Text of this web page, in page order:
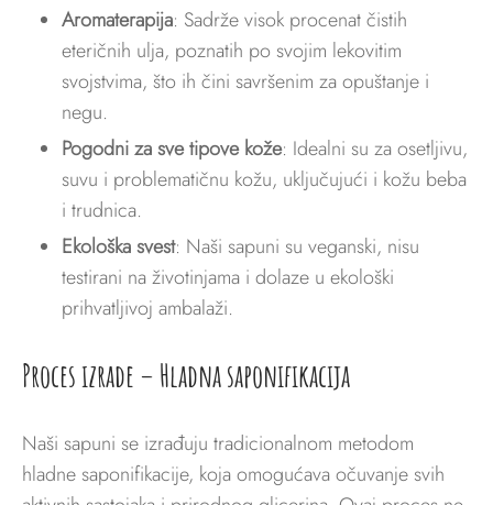
Aromaterapija: Sadrže visok procenat čistih
eteričnih ulja, poznatih po svojim lekovitim
svojstvima, što ih čini savršenim za opuštanje i
negu.
Pogodni za sve tipove kože: Idealni su za osetljivu,
suvu i problematičnu kožu, uključujući i kožu beba
i trudnica.
Ekološka svest: Naši sapuni su veganski, nisu
testirani na životinjama i dolaze u ekološki
prihvatljivoj ambalaži.
Proces izrade – Hladna saponifikacija
Naši sapuni se izrađuju tradicionalnom metodom
hladne saponifikacije, koja omogućava očuvanje svih